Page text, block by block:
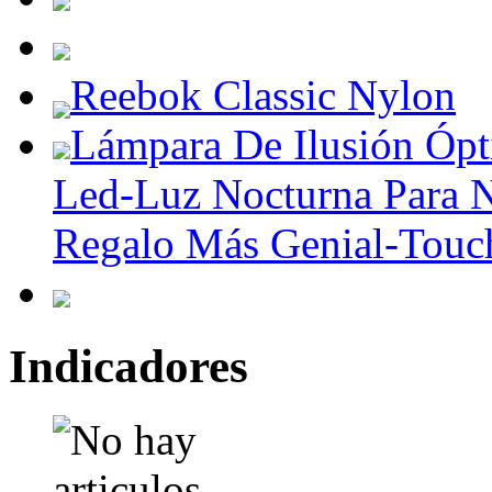
Reebok Classic Nylon
Lámpara De Ilusión
Led-Luz Nocturna Para
Regalo Más Genial-
Indicadores